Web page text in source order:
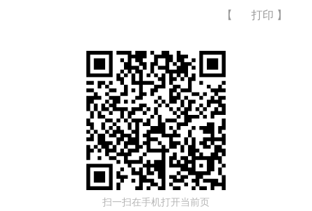
【 打印 】
扫一扫在手机打开当前页